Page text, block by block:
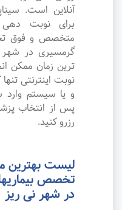
آنلاین است.
برای نوبت دهی
متخصص و فوق
گرمسیری در شهر
ترین زمان ممکن
نوبت اینترنتی
و یا سیستم
پس از انتخاب
رزرو کنید.
لیست
تخصص
در شهر نی ریز